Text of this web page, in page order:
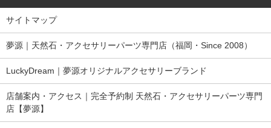
サイトマップ
夢源｜天然石・アクセサリーパーツ専門店（福岡・Since 2008）
LuckyDream｜夢源オリジナルアクセサリーブランド
店舗案内・アクセス｜完全予約制 天然石・アクセサリーパーツ専門
店【夢源】